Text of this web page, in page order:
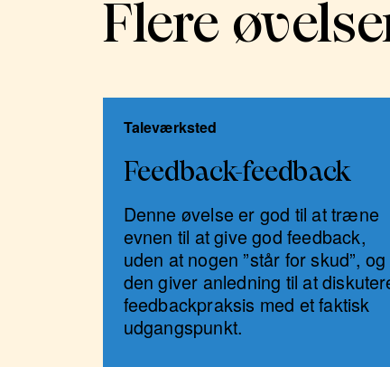
Flere
Taleværksted
Feedback-feedback
Denne øvelse er god til at træne
evnen til at give god feedback,
uden at nogen ”står for skud”, og
den giver anledning til at
feedbackpraksis med et faktisk
udgangspunkt.